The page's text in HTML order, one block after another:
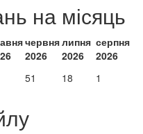
на місяць
червня
2026
липня
2026
серпня
2026
51 18 1